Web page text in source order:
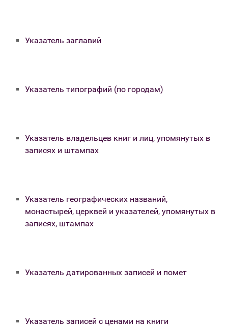
Указатель заглавий
Указатель типографий (по городам)
Указатель владельцев книг и лиц, упомянутых в
записях и штампах
Указатель географических названий,
монастырей, церквей и указателей, упомянутых в
записях, штампах
Указатель датированных записей и помет
Указатель записей с ценами на книги